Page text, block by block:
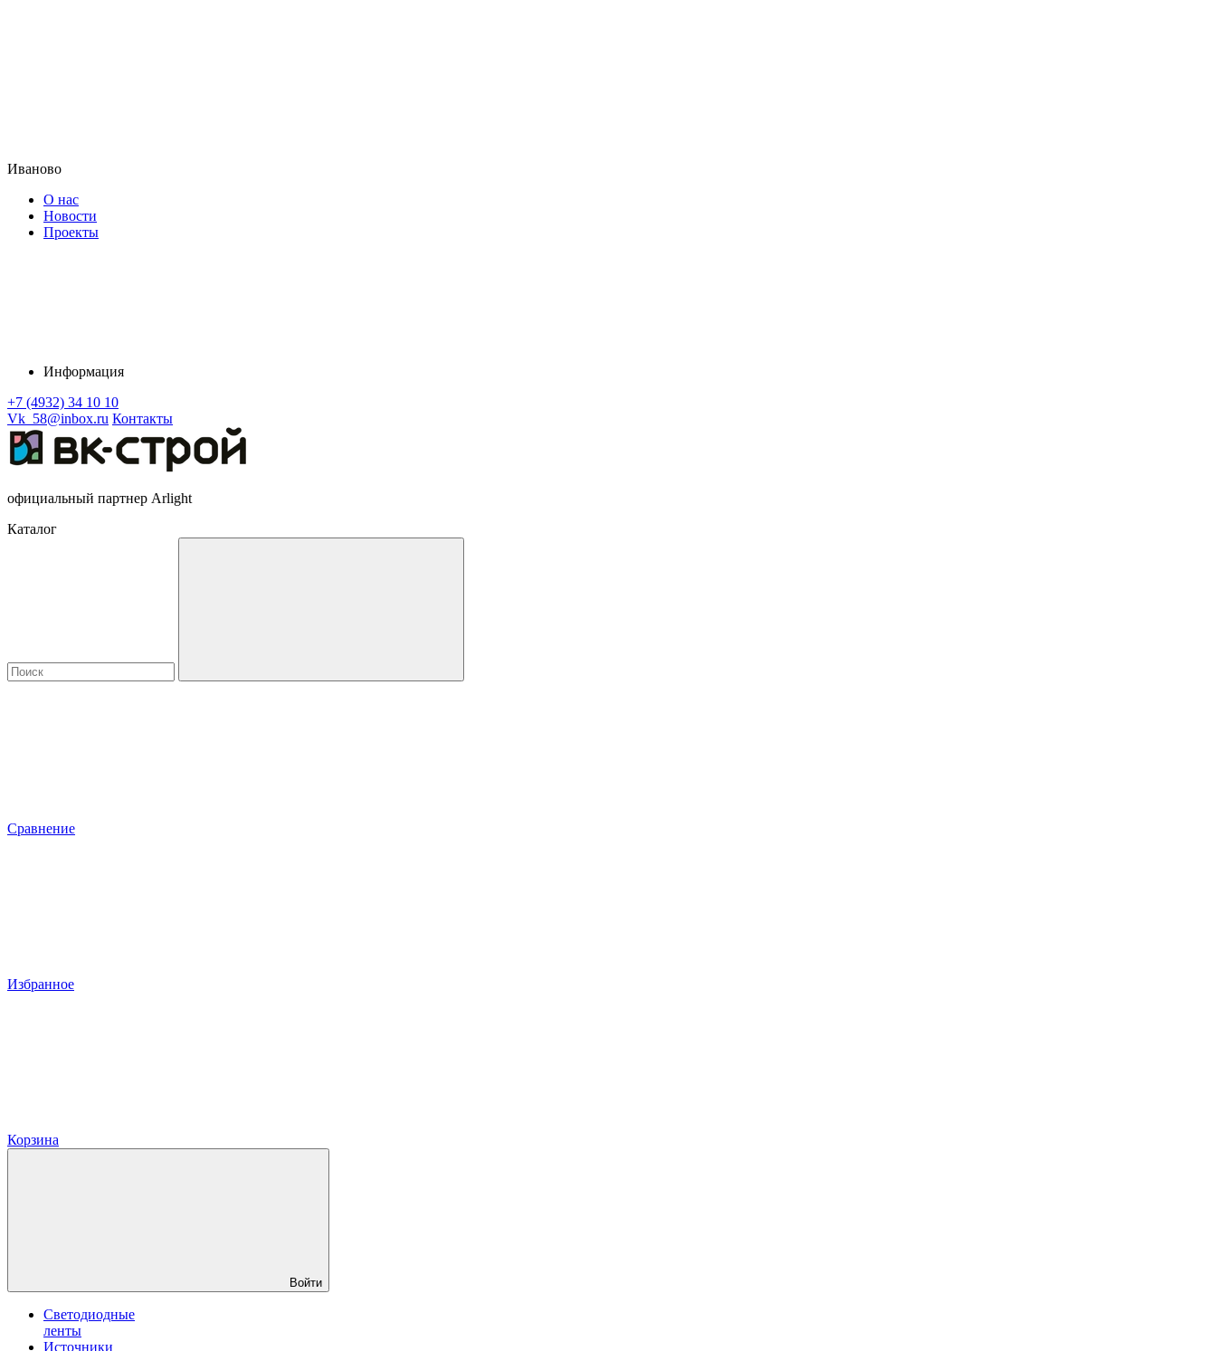
Иваново
О нас
Новости
Проекты
Информация
+7 (4932) 34 10 10
Vk_58@inbox.ru Контакты
официальный партнер Arlight
Каталог
Сравнение
Избранное
Корзина
Войти
Светодиодные
ленты
Источники